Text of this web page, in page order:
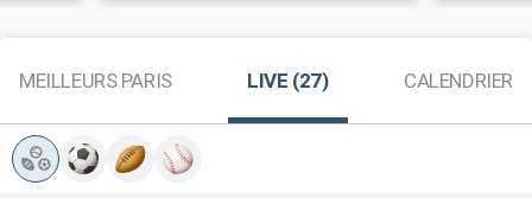
MEILLEURS PARIS LIVE (27) CALENDRIER